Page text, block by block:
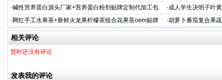
牌
·碱性营养蛋白源头厂家+营养蛋白粉剂贴牌定制代加工包
装定制
·成人学生决明子叶
代加工
· 网红手工水果茶+新鲜火龙果柠檬茶组合花果茶oem贴牌
代工
·胡萝卜番茄复合果
相关评论
暂时还没有评论
发表我的评论